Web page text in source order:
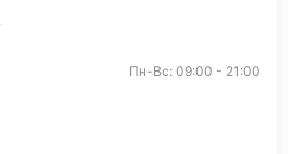
Пн-Вс: 09:00 - 21:00